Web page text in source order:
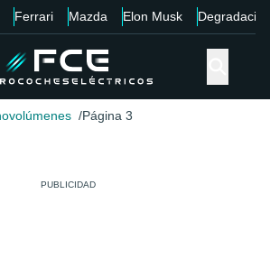
Ferrari Mazda Elon Musk Degradación
Página 3